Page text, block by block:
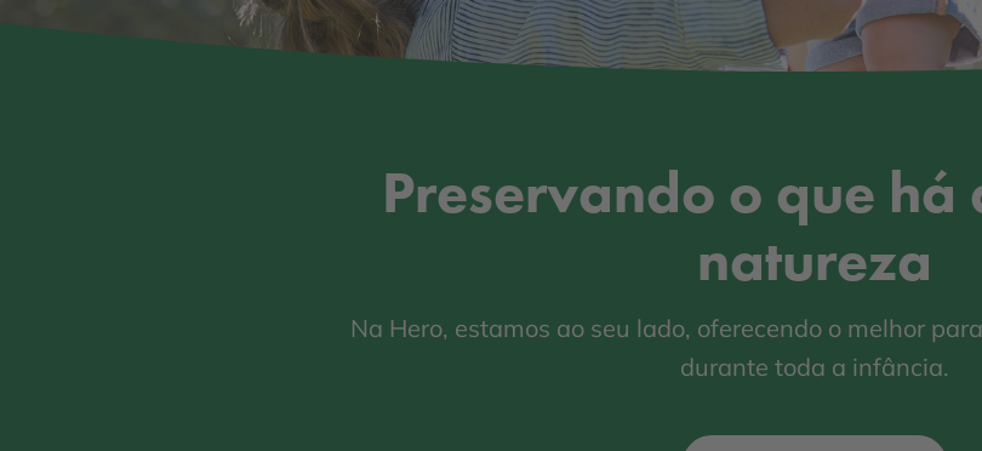
Preservando o que há
natureza
Na Hero, estamos ao seu lado, oferecendo o melhor
durante toda a infância.